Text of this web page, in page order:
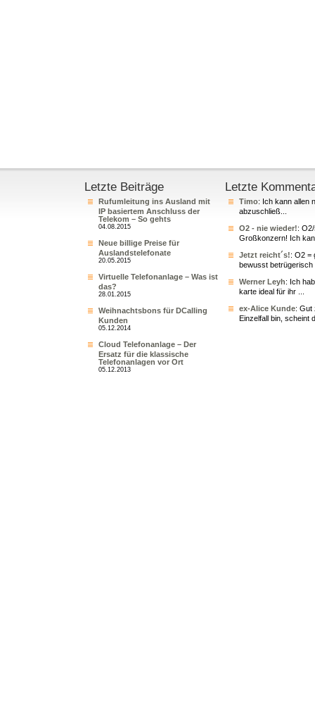
Letzte Beiträge
Rufumleitung ins Ausland mit
IP basiertem Anschluss der
Telekom – So gehts
04.08.2015
Neue billige Preise für
Auslandstelefonate
20.05.2015
Virtuelle Telefonanlage – Was ist
das?
28.01.2015
Weihnachtsbons für DCalling
Kunden
05.12.2014
Cloud Telefonanlage – Der
Ersatz für die klassische
Telefonanlagen vor Ort
05.12.2013
Letzte
Timo: Ich kann allen
abzuschließ...
O2 - nie wieder!:
Großkonzern! Ich
Jetzt reicht´s!: O2 =
bewusst betrügerisch
Werner Leyh: Ich
karte ideal für ihr ...
ex-Alice Kunde: Gut
Einzelfall bin, scheint